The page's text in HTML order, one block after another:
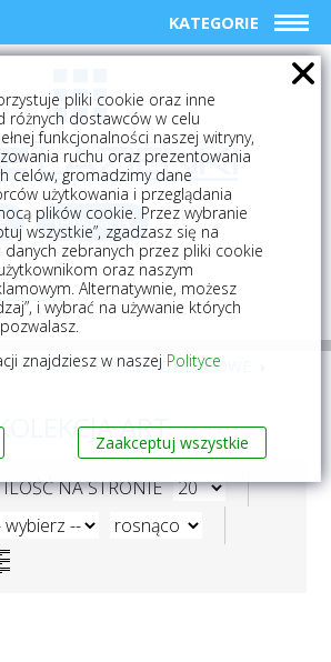
KATEGORIE
rejestracja
(0)
PŁYTKI
PŁYTKI PODŁOGOWE
ART
ILOŚĆ NA STRONIE
pliki cookie oraz inne
różnych dostawców w celu
funkcjonalności naszej witryny,
ruchu oraz prezentowania
celów, gromadzimy dane
użytkowania i przeglądania
plików cookie. Przez wybranie
wszystkie”, zgadzasz się na
zebranych przez pliki cookie
oraz naszym
Alternatywnie, możesz
i wybrać na używanie których
znajdziesz w naszej Polityce
Zaakceptuj wszystkie